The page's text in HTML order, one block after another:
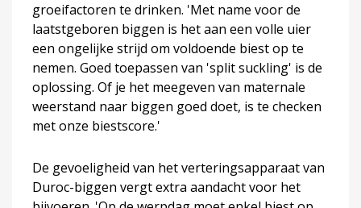
groeifactoren te drinken. 'Met name voor de
laatstgeboren biggen is het aan een volle uier
een ongelijke strijd om voldoende biest op te
nemen. Goed toepassen van 'split suckling' is de
oplossing. Of je het meegeven van maternale
weerstand naar biggen goed doet, is te checken
met onze biestscore.'
De gevoeligheid van het verteringsapparaat van
Duroc-biggen vergt extra aandacht voor het